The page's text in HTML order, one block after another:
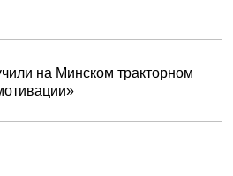
на Минском тракторном